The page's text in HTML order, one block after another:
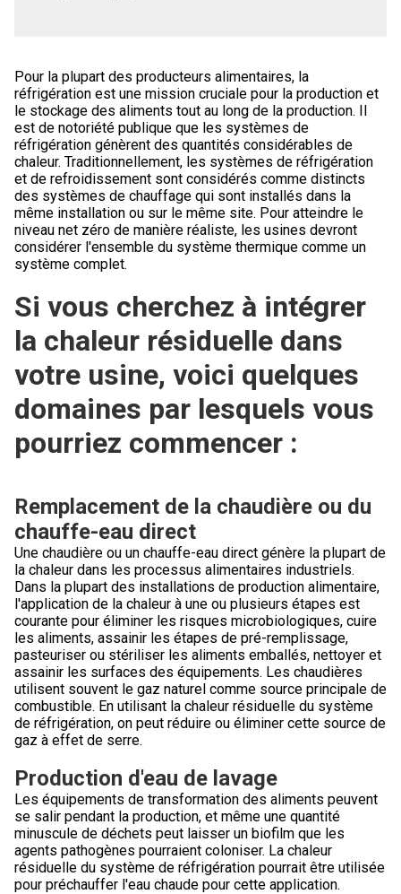
Pour la plupart des producteurs alimentaires, la
réfrigération est une mission cruciale pour la production et
le stockage des aliments tout au long de la production. Il
est de notoriété publique que les systèmes de
réfrigération génèrent des quantités considérables de
chaleur. Traditionnellement, les systèmes de réfrigération
et de refroidissement sont considérés comme distincts
des systèmes de chauffage qui sont installés dans la
même installation ou sur le même site. Pour atteindre le
niveau net zéro de manière réaliste, les usines devront
considérer l'ensemble du système thermique comme un
système complet.
Si vous cherchez à intégrer
la chaleur résiduelle dans
votre usine, voici quelques
domaines par lesquels vous
pourriez commencer :
Remplacement de la chaudière ou du
chauffe-eau direct
Une chaudière ou un chauffe-eau direct génère la plupart de
la chaleur dans les processus alimentaires industriels.
Dans la plupart des installations de production alimentaire,
l'application de la chaleur à une ou plusieurs étapes est
courante pour éliminer les risques microbiologiques, cuire
les aliments, assainir les étapes de pré-remplissage,
pasteuriser ou stériliser les aliments emballés, nettoyer et
assainir les surfaces des équipements. Les chaudières
utilisent souvent le gaz naturel comme source principale de
combustible. En utilisant la chaleur résiduelle du système
de réfrigération, on peut réduire ou éliminer cette source de
gaz à effet de serre.
Production d'eau de lavage
Les équipements de transformation des aliments peuvent
se salir pendant la production, et même une quantité
minuscule de déchets peut laisser un biofilm que les
agents pathogènes pourraient coloniser. La chaleur
résiduelle du système de réfrigération pourrait être utilisée
pour préchauffer l'eau chaude pour cette application.